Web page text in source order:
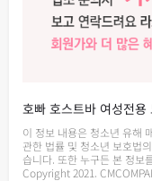
호빠 호스트바 여성전
이 정보 내용은 청소년 유해
관한 법률 및 청소년 보호법
습니다. 또한 누구든 본 정보
Copyright 2021.